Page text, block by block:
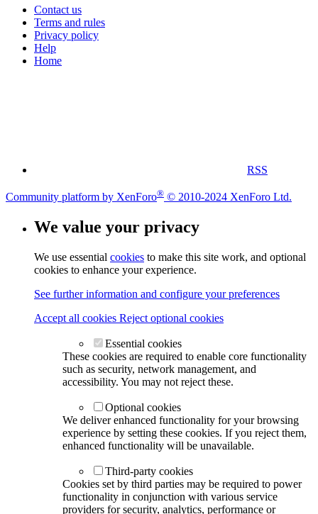
Contact us
Terms and rules
Privacy policy
Help
Home
RSS
Community platform by XenForo® © 2010-2024 XenForo Ltd.
We value your privacy
We use essential cookies to make this site work, and optional
cookies to enhance your experience.
See further information and configure your preferences
Accept all cookies Reject optional cookies
Essential cookies
These cookies are required to enable core functionality
such as security, network management, and
accessibility. You may not reject these.
Optional cookies
We deliver enhanced functionality for your browsing
experience by setting these cookies. If you reject them,
enhanced functionality will be unavailable.
Third-party cookies
Cookies set by third parties may be required to power
functionality in conjunction with various service
providers for security, analytics, performance or